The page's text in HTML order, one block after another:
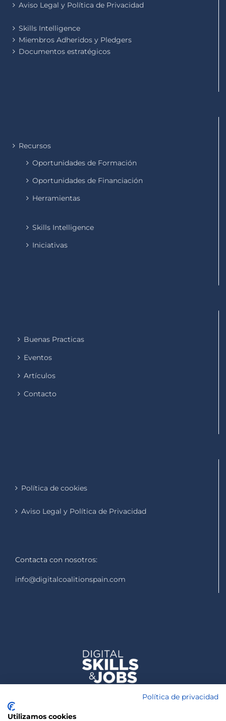
Aviso Legal y Política de Privacidad
Skills Intelligence
Miembros Adheridos y Pledgers
Documentos estratégicos
Recursos
Oportunidades de Formación
Oportunidades de Financiación
Herramientas
Skills Intelligence
Iniciativas
Buenas Practicas
Eventos
Artículos
Contacto
Política de cookies
Aviso Legal y Política de Privacidad
Contacta con nosotros:
info@digitalcoalitionspain.com
Política de privacidad
Utilizamos cookies